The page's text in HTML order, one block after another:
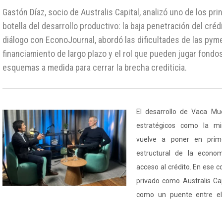
Gastón Díaz, socio de Australis Capital, analizó uno de los
botella del desarrollo productivo: la baja penetración del
diálogo con EconoJournal, abordó las dificultades de las
financiamiento de largo plazo y el rol que pueden jugar
esquemas a medida para cerrar la brecha crediticia.
El desarrollo de Vaca
estratégicos como la
vuelve a poner en
estructural de la
acceso al crédito. En ese
privado como Australis
como un puente entre